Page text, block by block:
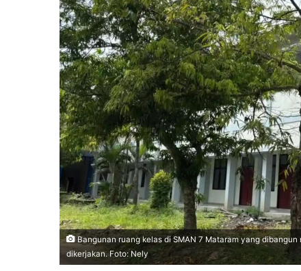
Bangunan ruang kelas di SMAN 7 Mataram yang
dikerjakan. Foto: Nely